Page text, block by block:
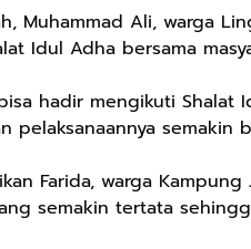
Muhammad Ali, warga
Idul Adha bersama
hadir mengikuti
pelaksanaannya semakin
Farida, warga
semakin tertata